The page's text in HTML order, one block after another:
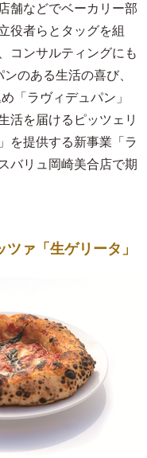
舗などでベーカリー部
役者らとタッグを組
コンサルティングにも
のある生活の喜び、
「ラヴィデュパン」
活を届けるピッツェリ
を提供する新事業「ラ
バリュ岡崎美合店で期
ァ「生ゲリータ」